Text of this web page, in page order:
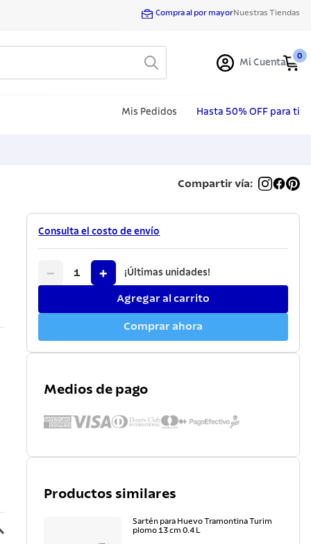
Compra al por mayorNuestras Tiendas
Mi Cuenta
0
Mis Pedidos Hasta 50% OFF para ti
Compartir vía:
Consulta el costo de envío
− 1 + ¡Últimas unidades!
Agregar al carrito
Comprar ahora
Medios de pago
Productos similares
Sartén para Huevo Tramontina Turim
plomo 13 cm 0.4 L